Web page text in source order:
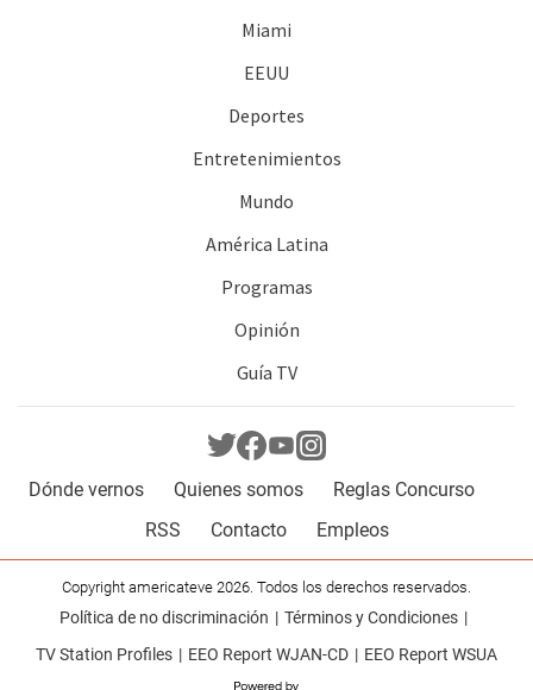
Miami
EEUU
Deportes
Entretenimientos
Mundo
América Latina
Programas
Opinión
Guía TV
Dónde vernos Quienes somos
Reglas Concurso
RSS
Contacto Empleos
Copyright americateve 2026. Todos los derechos reservados.
Política de no discriminación
Términos y Condiciones
TV Station Profiles
EEO Report WJAN-CD EEO Report WSUA